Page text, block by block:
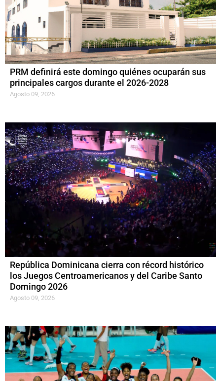
PRM definirá este domingo quiénes ocuparán sus
principales cargos durante el 2026-2028
Agosto 09, 2026
República Dominicana cierra con récord histórico
los Juegos Centroamericanos y del Caribe Santo
Domingo 2026
Agosto 09, 2026